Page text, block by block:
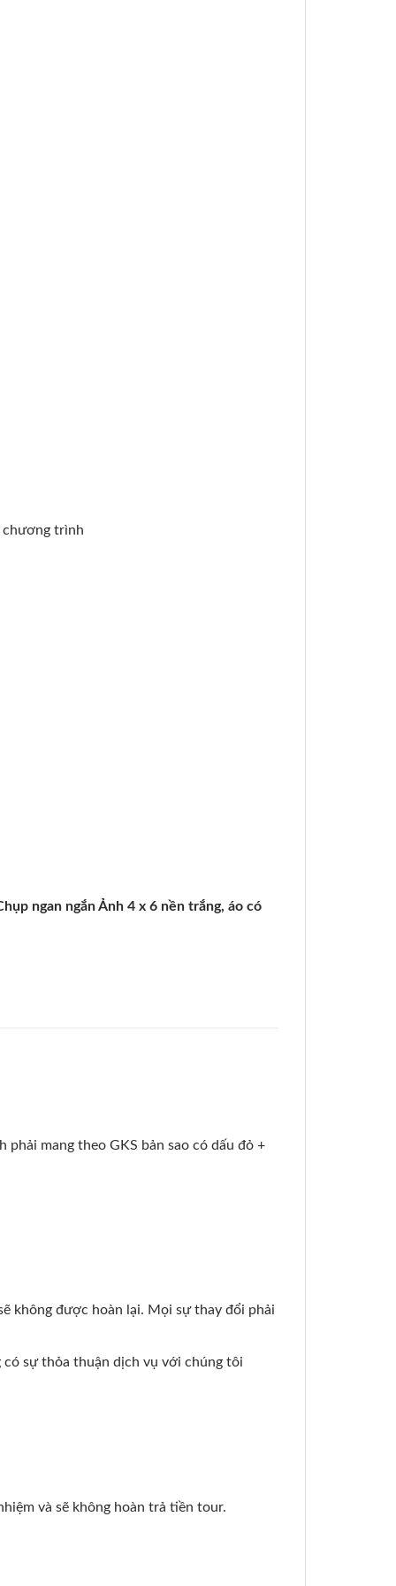
chương trình
ngan ngắn Ảnh 4 x 6 nền trắng, áo có
mang theo GKS bản sao có dấu đỏ +
không được hoàn lại. Mọi sự thay đổi phải
sự thỏa thuận dịch vụ với chúng tôi
và sẽ không hoàn trả tiền tour.